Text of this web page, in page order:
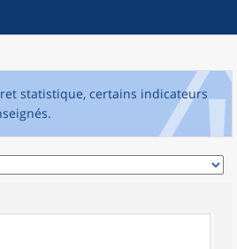
statistique, certains indicateurs